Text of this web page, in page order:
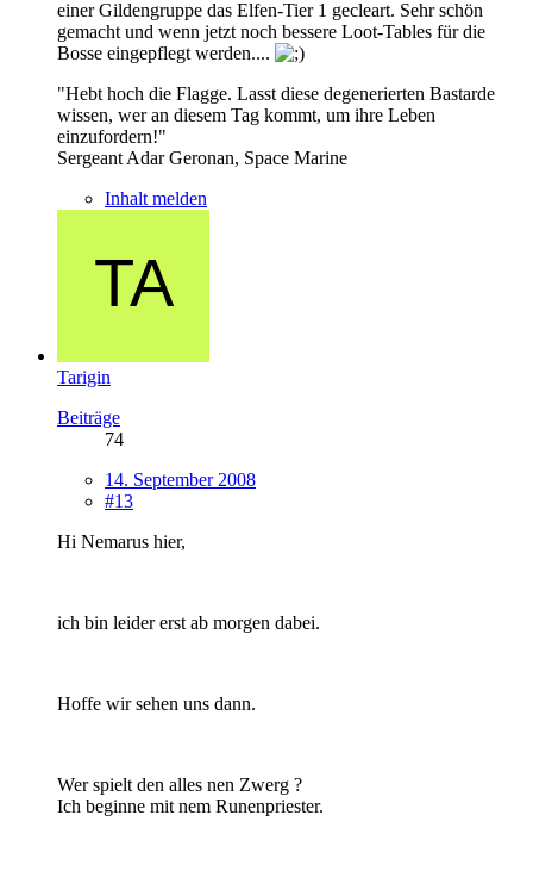
einer Gildengruppe das Elfen-Tier 1 gecleart. Sehr schön
gemacht und wenn jetzt noch bessere Loot-Tables für die
Bosse eingepflegt werden....
"Hebt hoch die Flagge. Lasst diese degenerierten Bastarde
wissen, wer an diesem Tag kommt, um ihre Leben
einzufordern!"
Sergeant Adar Geronan, Space Marine
Inhalt melden
Tarigin
Beiträge
74
14. September 2008
#13
Hi Nemarus hier,
ich bin leider erst ab morgen dabei.
Hoffe wir sehen uns dann.
Wer spielt den alles nen Zwerg ?
Ich beginne mit nem Runenpriester.